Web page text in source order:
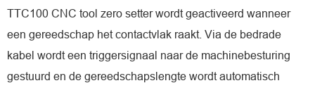
TTC100 CNC tool zero setter wordt geactiveerd wanneer
een gereedschap het contactvlak raakt. Via de bedrade
kabel wordt een triggersignaal naar de machinebesturing
gestuurd en de gereedschapslengte wordt automatisch